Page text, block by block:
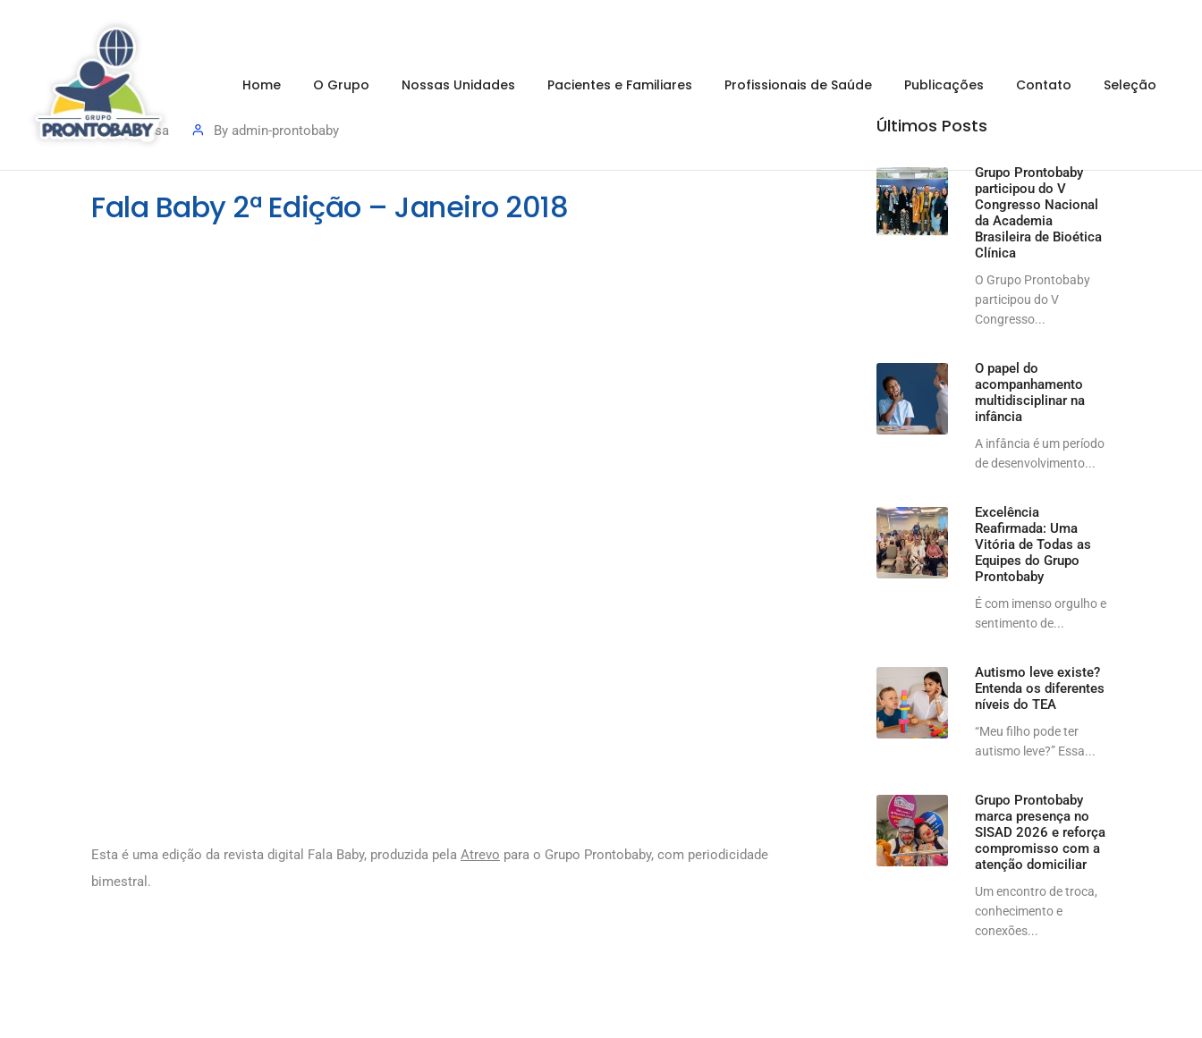
Home O Grupo Nossas Unidades Pacientes e Familiares Profissionais de Saúde Publicações Contato Seleção
Imprensa By admin-prontobaby
Fala Baby 2ª Edição – Janeiro 2018
Esta é uma edição da revista digital Fala Baby, produzida pela Atrevo para o Grupo Prontobaby, com periodicidade
bimestral.
Últimos Posts
Grupo Prontobaby
participou do V
Congresso Nacional
da Academia
Brasileira de Bioética
Clínica
O Grupo Prontobaby
participou do V
Congresso...
O papel do
acompanhamento
multidisciplinar na
infância
A infância é um período
de desenvolvimento...
Excelência
Reafirmada: Uma
Vitória de Todas as
Equipes do Grupo
Prontobaby
É com imenso orgulho e
sentimento de...
Autismo leve existe?
Entenda os diferentes
níveis do TEA
“Meu filho pode ter
autismo leve?” Essa...
Grupo Prontobaby
marca presença no
SISAD 2026 e reforça
compromisso com a
atenção domiciliar
Um encontro de troca,
conhecimento e
conexões...